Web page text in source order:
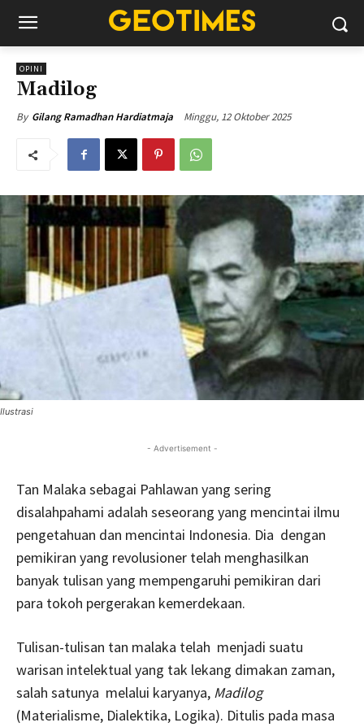
OPINI
Madilog
By Gilang Ramadhan Hardiatmaja Minggu, 12 Oktober 2025
Ilustrasi
- Advertisement -
Tan Malaka sebagai Pahlawan yang sering
disalahpahami adalah seseorang yang mencintai ilmu
pengetahuan dan mencintai Indonesia. Dia dengan
pemikiran yang revolusioner telah menghasilkan
banyak tulisan yang mempengaruhi pemikiran dari
para tokoh pergerakan kemerdekaan.
Tulisan-tulisan tan malaka telah menjadi suatu
warisan intelektual yang tak lekang dimakan zaman,
salah satunya melalui karyanya, Madilog
(Materialisme, Dialektika, Logika). Ditulis pada masa